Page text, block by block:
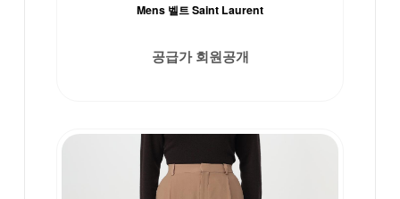
Mens 벨트 Saint Laurent
공급가 회원공개